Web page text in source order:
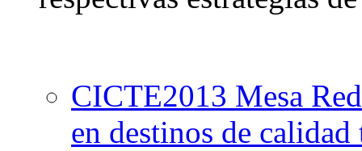
CICTE2013 Mesa
en destinos de